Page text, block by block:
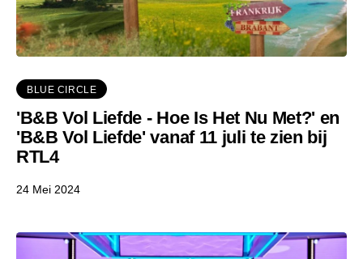
BLUE CIRCLE
'B&B Vol Liefde - Hoe Is Het Nu Met?' en
'B&B Vol Liefde' vanaf 11 juli te zien bij
RTL4
24 Mei 2024